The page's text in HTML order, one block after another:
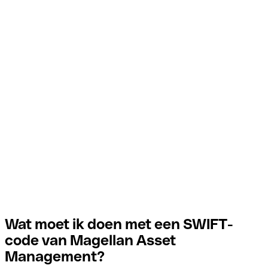
Wat moet ik doen met een SWIFT-
code van Magellan Asset
Management?